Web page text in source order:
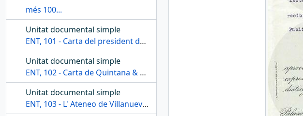
més 100...
Unitat documental simple
ENT, 101 - Carta del president de la Secció de Literatura i Idiomes al president de l'entitat comunicant les noves bases addicionals del grup Nova Semo
Unitat documental simple
ENT, 102 - Carta de Quintana & Torres sol·licitant al president el pagament dels deutes
Unitat documental simple
ENT, 103 - L' Ateneo de Villanueva y la Geltrú demana al president l'adhesió del Centre al Segon Congrés Regional d'Ateneus